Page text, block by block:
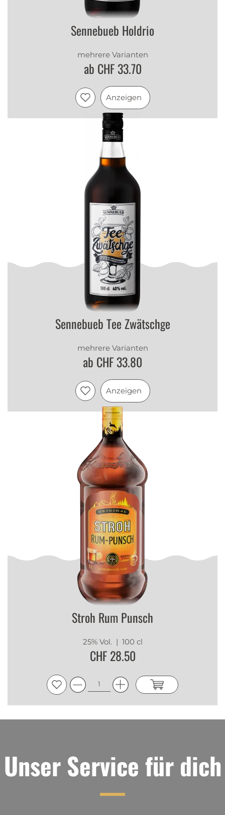
Sennebueb Holdrio
mehrere Varianten
ab CHF 33.70
Anzeigen
Sennebueb Tee Zwätschge
mehrere Varianten
ab CHF 33.80
Anzeigen
Stroh Rum Punsch
25% Vol. | 100 cl
CHF 28.50
Unser Service für dich